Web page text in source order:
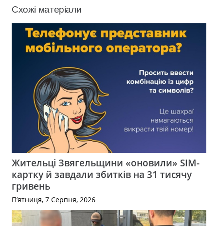
Схожі матеріали
Жительці Звягельщини «оновили» SIM-
картку й завдали збитків на 31 тисячу
гривень
П’ятниця, 7 Серпня, 2026